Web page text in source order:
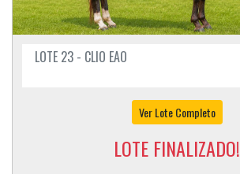
LOTE 23 - CLIO EAO
Ver Lote Completo
LOTE FINALIZADO!